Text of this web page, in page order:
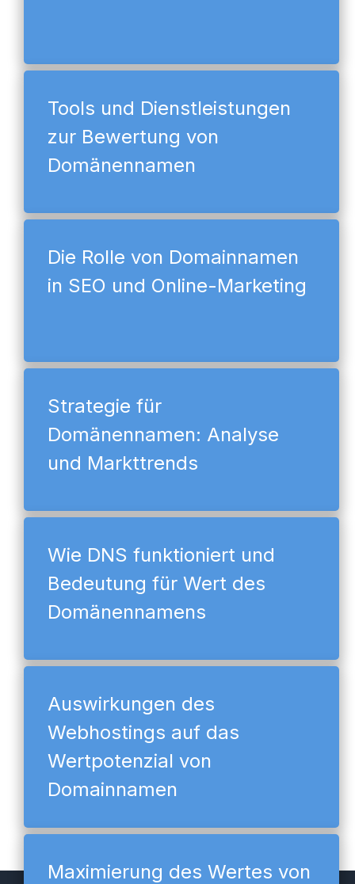
Tools und Dienstleistungen
zur Bewertung von
Domänennamen
Die Rolle von Domainnamen
in SEO und Online-Marketing
Strategie für
Domänennamen: Analyse
und Markttrends
Wie DNS funktioniert und
Bedeutung für Wert des
Domänennamens
Auswirkungen des
Webhostings auf das
Wertpotenzial von
Domainnamen
Maximierung des Wertes von